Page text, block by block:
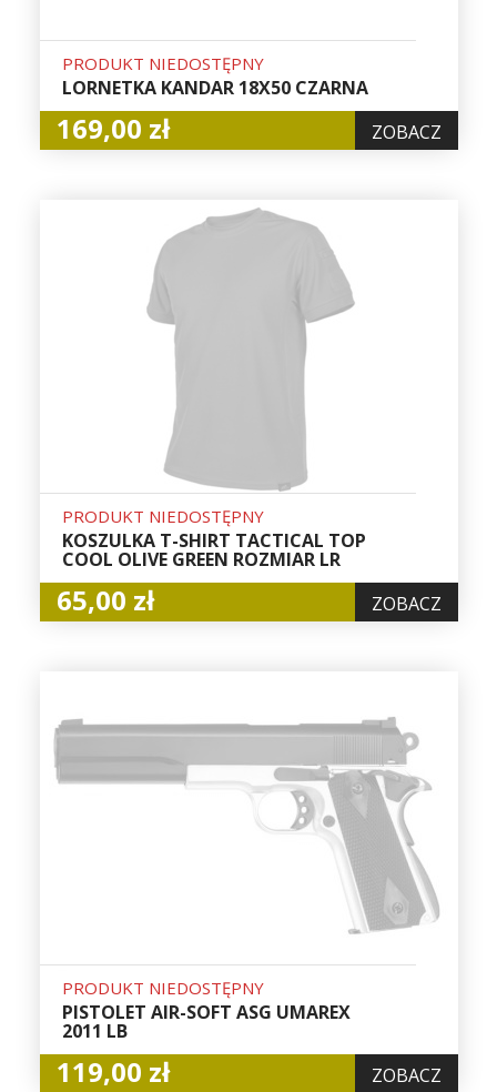
PRODUKT NIEDOSTĘPNY
LORNETKA KANDAR 18X50 CZARNA
169,00 zł ZOBACZ
PRODUKT NIEDOSTĘPNY
KOSZULKA T-SHIRT TACTICAL TOP
COOL OLIVE GREEN ROZMIAR LR
65,00 zł ZOBACZ
PRODUKT NIEDOSTĘPNY
PISTOLET AIR-SOFT ASG UMAREX
2011 LB
119,00 zł ZOBACZ